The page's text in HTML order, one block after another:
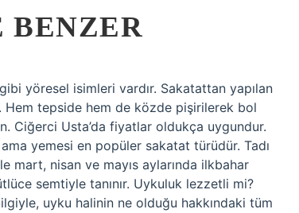
BENZER
yöresel isimleri vardır. Sakatattan yapılan
tepside hem de közde pişirilerek bol
Ciğerci Usta’da fiyatlar oldukça uygundur.
yemesi en popüler sakatat türüdür. Tadı
nisan ve mayıs aylarında ilkbahar
semtiyle tanınır. Uykuluk lezzetli mi?
uyku halinin ne olduğu hakkındaki tüm